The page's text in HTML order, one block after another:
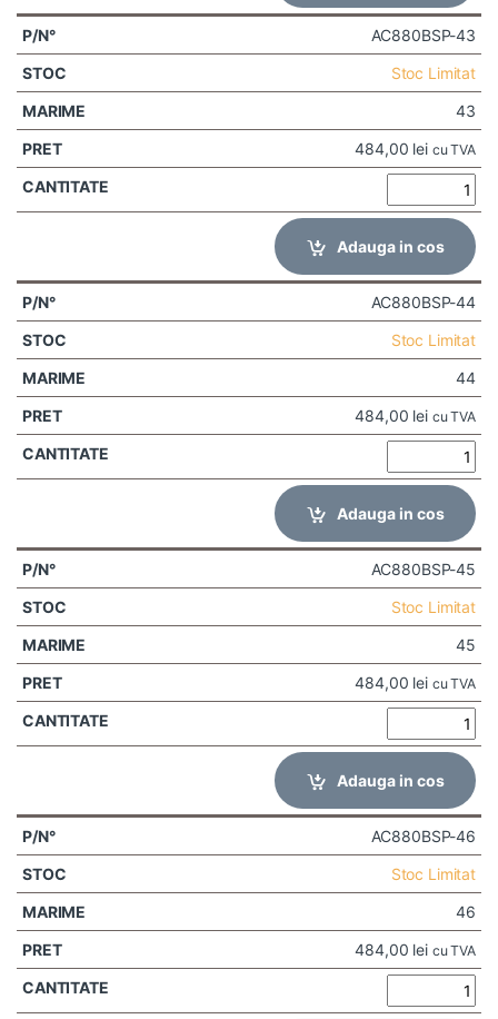
AC880BSP-43
Stoc Limitat
43
484,00 lei cu TVA
Adauga in cos
AC880BSP-44
Stoc Limitat
44
484,00 lei cu TVA
Adauga in cos
AC880BSP-45
Stoc Limitat
45
484,00 lei cu TVA
Adauga in cos
AC880BSP-46
Stoc Limitat
46
484,00 lei cu TVA